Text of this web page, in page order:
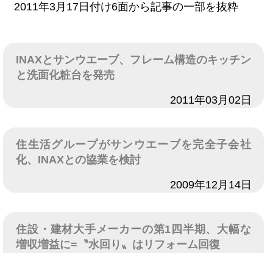
2011年3月17日付け6面から記事の一部を抜粋
INAXとサンウエーブ、フレーム構造のキッチン
と洗面化粧台を発売
2011年03月02日
住生活グループがサンウエーブを完全子会社
化、INAXとの協業を検討
2009年12月14日
住設・建材大手メーカーの第1四半期、大幅な
増収増益に=〝水回り〟はリフォーム回復